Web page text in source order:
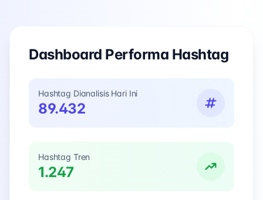
Dashboard Performa Hashtag
Hashtag Dianalisis Hari Ini
89.432
Hashtag Tren
1.247